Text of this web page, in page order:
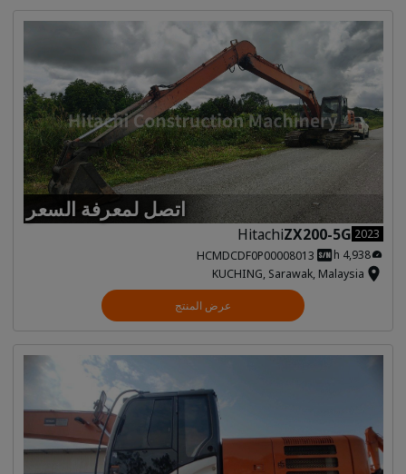
اتصل لمعرفة السعر
2023
ZX200-5G
Hitachi
4,938 h
HCMDCDF0P00008013
KUCHING, Sarawak, Malaysia
عرض المنتج